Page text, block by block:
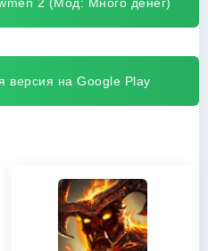
версия на Google Play